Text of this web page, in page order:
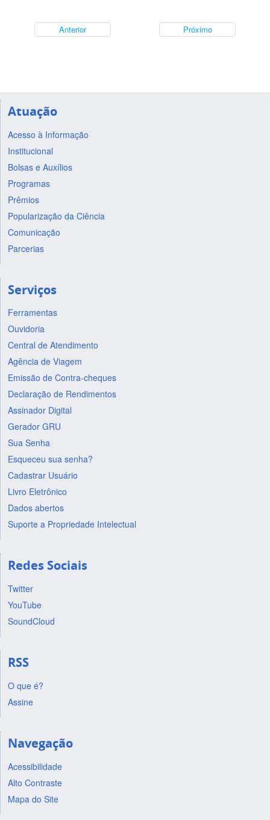
Anterior Próximo
Atuação
Acesso à Informação
Institucional
Bolsas e Auxílios
Programas
Prêmios
Popularização da Ciência
Comunicação
Parcerias
Serviços
Ferramentas
Ouvidoria
Central de Atendimento
Agência de Viagem
Emissão de Contra-cheques
Declaração de Rendimentos
Assinador Digital
Gerador GRU
Sua Senha
Esqueceu sua senha?
Cadastrar Usuário
Livro Eletrônico
Dados abertos
Suporte a Propriedade Intelectual
Redes Sociais
Twitter
YouTube
SoundCloud
RSS
O que é?
Assine
Navegação
Acessibilidade
Alto Contraste
Mapa do Site